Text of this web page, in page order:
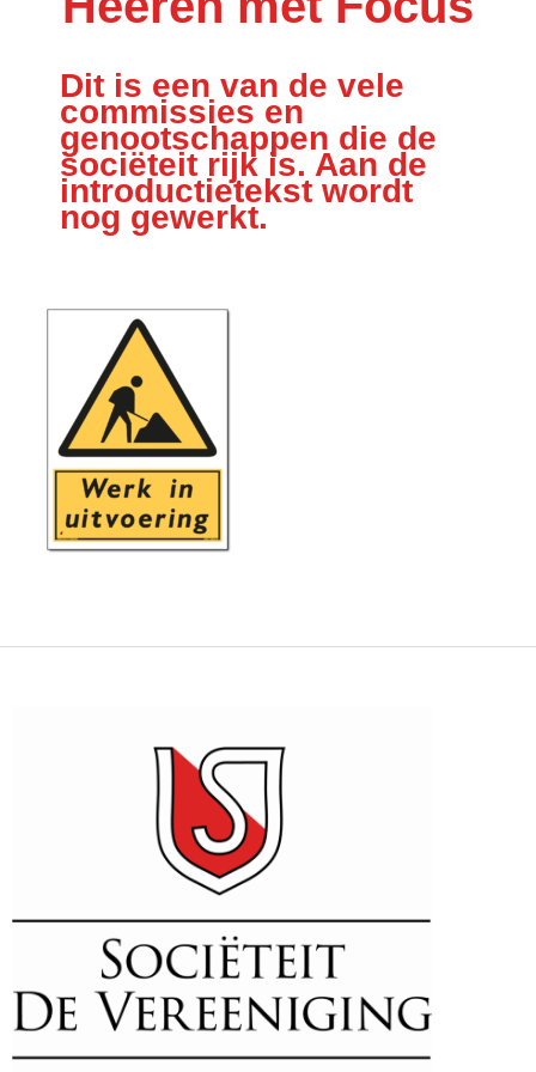
Dit is een van de vele
commissies en
genootschappen die de
sociëteit rijk is. Aan de
introductietekst wordt
nog gewerkt.